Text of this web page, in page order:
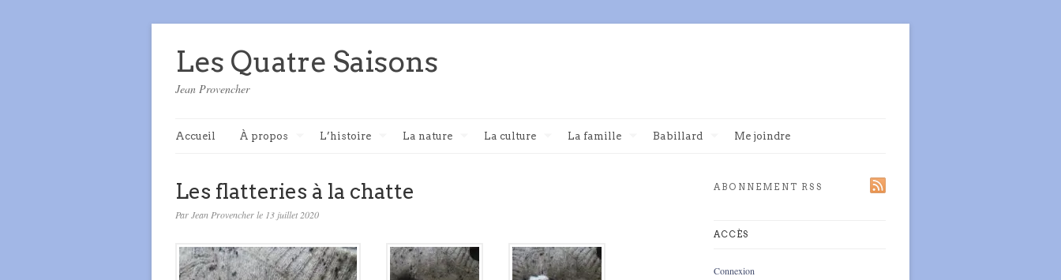
Les Quatre Saisons
Jean Provencher
Accueil À propos L’histoire La nature La culture La famille Babillard Me joindre
Les flatteries à la chatte
Par Jean Provencher le 13 juillet 2020
ABONNEMENT RSS
ACCÈS
Connexion